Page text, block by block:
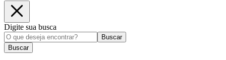
Digite sua busca
Buscar
Buscar